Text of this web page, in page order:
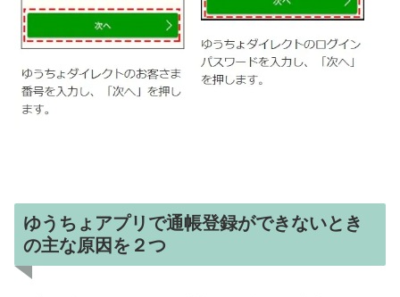
ゆうちょアプリで通帳登録ができないとき
の主な原因を２つ